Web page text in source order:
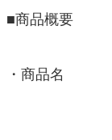
■商品概要
・商品名 ：